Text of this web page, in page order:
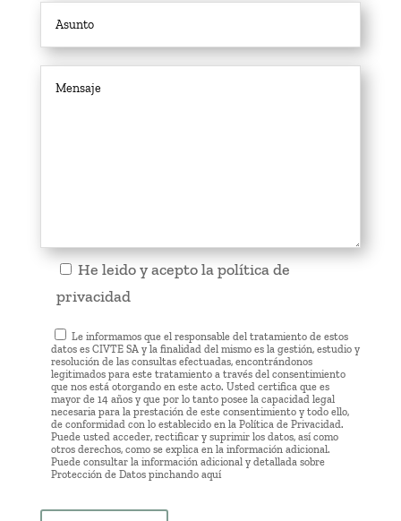
He leido y acepto lapolítica de
privacidad
Le informamos que el responsable del tratamiento de estos
datos es CIVTE SA y la finalidad del mismo es la gestión, estudio y
resolución de las consultas efectuadas, encontrándonos
legitimados para este tratamiento a través del consentimiento
que nos está otorgando en este acto. Usted certifica que es
mayor de 14 años y que por lo tanto posee la capacidad legal
necesaria para la prestación de este consentimiento y todo ello,
de conformidad con lo establecido en la Política de Privacidad.
Puede usted acceder, rectificar y suprimir los datos, así como
otros derechos, como se explica en la información adicional.
Puede consultar la información adicional y detallada sobre
Protección de Datos pinchando aquí